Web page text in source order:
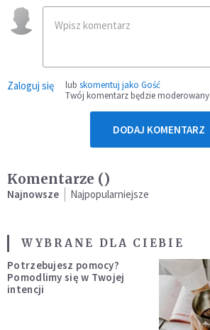
Zaloguj się lub skomentuj jako Gość
Twój komentarz będzie moderowany
DODAJ KOMENTARZ
Komentarze ()
Najnowsze Najpopularniejsze
WYBRANE DLA CIEBIE
Potrzebujesz pomocy?
Pomodlimy się w Twojej
intencji